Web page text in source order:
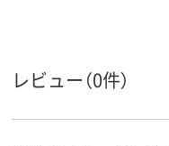
レビュー（0件）